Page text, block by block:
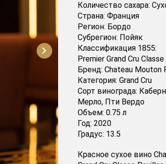
Количество сахара:
Страна: Франция
Регион: Бордо
Субрегион: Пойяк
Классификация 1855:
Premier Grand Cru
Бренд: Chateau Mouton
Категория: Grand Cru
Сорт винограда:
Мерло, Пти Вердо
Объем: 0.75 л
Год: 2020
Градус: 13.5
Красное сухое вино